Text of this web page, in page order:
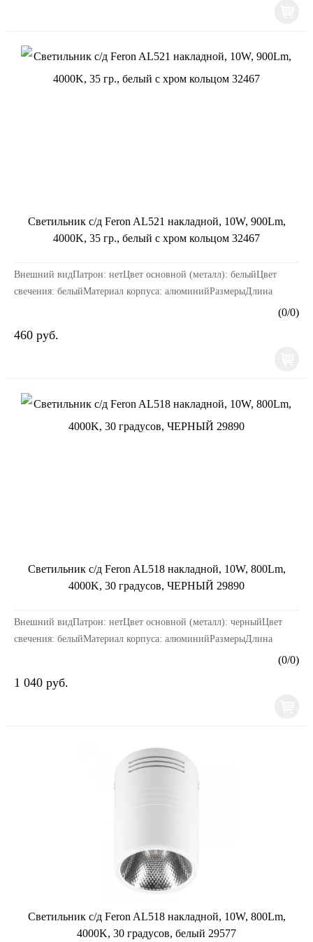
Светильник с/д Feron AL521 накладной, 10W, 900Lm,
4000K, 35 гр., белый с хром кольцом 32467
Внешний видПатрон: нетЦвет основной (металл): белыйЦвет
свечения: белыйМатериал корпуса: алюминийРазмерыДлина
(0/0)
460 руб.
Светильник с/д Feron AL518 накладной, 10W, 800Lm,
4000K, 30 градусов, ЧЕРНЫЙ 29890
Внешний видПатрон: нетЦвет основной (металл): черныйЦвет
свечения: белыйМатериал корпуса: алюминийРазмерыДлина
(0/0)
1 040 руб.
Светильник с/д Feron AL518 накладной, 10W, 800Lm,
4000K, 30 градусов, белый 29577